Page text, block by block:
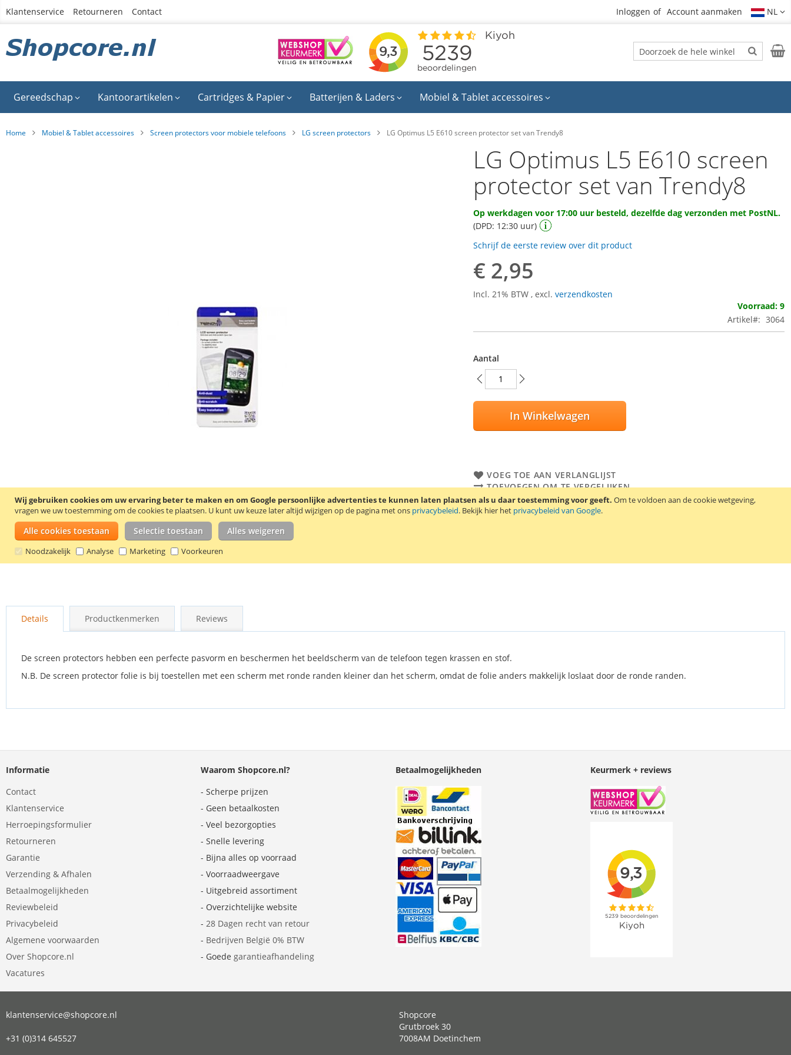
Wij gebruiken cookies om uw ervaring beter te maken en om Google persoonlijke advertenties te kunnen laten plaatsen als u daar toestemming voor geeft. Om te voldoen aan de cookie wetgeving,
vragen we uw toestemming om de cookies te plaatsen. U kunt uw keuze later altijd wijzigen op de pagina met ons privacybeleid. Bekijk hier het privacybeleid van Google.
Alle cookies toestaan Selectie toestaan Alles weigeren
Noodzakelijk Analyse Marketing Voorkeuren
Ga
inhoud
Klantenservice Retourneren Contact Inloggen Account aanmaken NL
Zoek
Zoek
Gereedschap Kantoorartikelen Cartridges & Papier Batterijen & Laders Mobiel & Tablet accessoires
Home Mobiel & Tablet accessoires Screen protectors voor mobiele telefoons LG screen protectors LG Optimus L5 E610 screen protector set van Trendy8
naar
gallerij
LG Optimus L5 E610 screen
protector set van Trendy8
Op werkdagen voor 17:00 uur besteld, dezelfde dag verzonden met PostNL.
(DPD: 12:30 uur)
Schrijf de eerste review over dit product
€ 2,95
Incl. 21% BTW, excl.verzendkosten
Voorraad: 9
Artikel
3064
Aantal
In Winkelwagen
VOEG TOE AAN VERLANGLIJST
TOEVOEGEN OM TE VERGELIJKEN
Trendy8 screen protector set voor de LG Optimus L5 E610. De set bevat 2
Details Productkenmerken Reviews
De screen protectors hebben een perfecte pasvorm en beschermen het beeldscherm van de telefoon tegen krassen en stof.
N.B. De screen protector folie is bij toestellen met een scherm met ronde randen kleiner dan het scherm, omdat de folie anders makkelijk loslaat door de ronde randen.
Informatie
Contact
Klantenservice
Herroepingsformulier
Retourneren
Garantie
Verzending & Afhalen
Betaalmogelijkheden
Reviewbeleid
Privacybeleid
Algemene voorwaarden
Over Shopcore.nl
Vacatures
Waarom Shopcore.nl?
- Scherpe prijzen
- Geen betaalkosten
- Veel bezorgopties
- Snelle levering
- Bijna alles op voorraad
- Voorraadweergave
- Uitgebreid assortiment
- Overzichtelijke website
- 28 Dagen recht van retour
- Bedrijven België 0% BTW
- Goede garantieafhandeling
Betaalmogelijkheden Keurmerk + reviews
klantenservice@shopcore.nl
+31 (0)314 645527
Shopcore
Grutbroek 30
7008AM Doetinchem